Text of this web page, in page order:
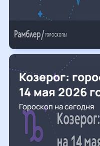
Козерог:
14 мая 2026
Гороскоп на сегодня